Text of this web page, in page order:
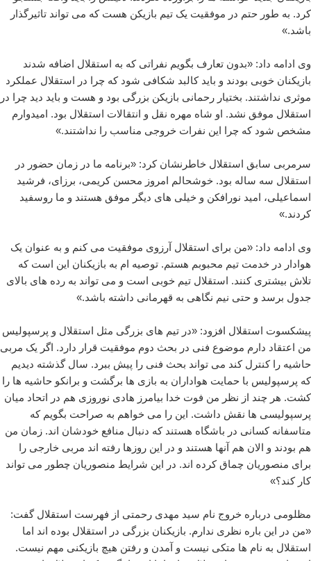
کرد. به طور حتم در موفقیت یک تیم بازیکن هست که می تواند تاثیرگذار
باشد.»
وی ادامه داد: «بدون تعارف بگویم نفراتی که به استقلال اضافه شدند
بازیکنان خوبی بودند و باید کالبد شکافی شود که چرا در استقلال عملکرد
موثری نداشتند. بختیار رحمانی بازیکن بزرگی بود و هست و باید دید چرا در
استقلال موفق نشد. او شاه مهره نقل و انتقالات استقلال بود. امیدوارم
مشخص شود که چرا این نفرات خروجی مناسب را نداشتند.»
سرمربی سابق استقلال خاطرنشان کرد: «برنامه ما در زمان حضور در
استقلال سه ساله بود. خوشحالم امروز محسن کریمی، برزای، فرشید
اسماعیلی، امید نورافکن و خیلی های دیگر موفق هستند و ما روسفید
کردند.»
وی ادامه داد: «من برای استقلال آرزوی موفقیت می کنم و به عنوان یک
هوادار در خدمت تیم محبوبم هستم. توصیه ام به بازیکنان این است که
تلاش بیشتری کنند. استقلال تیم خوبی است و می تواند به رده های بالای
جدول برسد و حتی نیم نگاهی به قهرمانی داشته باشد.»
پیشکسوت استقلال افزود: «در تیم های بزرگی مثل استقلال و پرسپولیس
من اعتقاد دارم موضوع فنی در بحث دوم موفقیت قرار دارد. اگر یک مربی
حاشیه را کنترل کند می تواند بحث فنی را پیش ببرد. سال گذشته دیدیم
که پرسپولیس با حمایت هواداران به بازی ها برگشت و برانکو حاشیه ها را
کشت. هر چند از نظر من فوت خدا بیامرز هادی نوروزی هم در اتحاد میان
پرسپولیسی ها نقش داشت. این را می خواهم به صراحت بگویم که
متاسفانه کسانی در باشگاه هستند که دنبال منافع خودشان اند. زمان من
هم بودند و الان هم آنها هستند و در این روزها رفته اند مربی خارجی را
برای منصوریان چماق کرده اند. در این شرایط منصوریان چطور می تواند
کار کند؟»
مظلومی درباره خروج نام سید مهدی رحمتی از فهرست استقلال گفت:
«من در این باره نظری ندارم. بازیکنان بزرگی در استقلال بوده اند اما
استقلال به نام ها متکی نیست و آمدن و رفتن هیچ بازیکنی مهم نیست.